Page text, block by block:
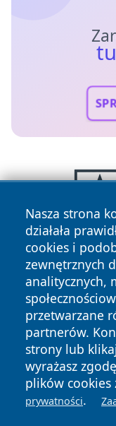
Nasza strona
działała
cookies i
zewnętrznych
analitycznych,
przetwarzane
partnerów.
strony lub
wyrażasz
plików cookies
prywatności.
Copyright © 2026
News Autorzy